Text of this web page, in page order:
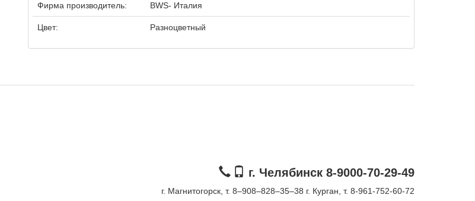
Фирма производитель: BWS- Италия
Цвет: Разноцветный
г. Челябинск 8-9000-70-29-49
г. Магнитогорск, т. 8–908–828–35–38 г. Курган, т. 8-961-752-60-72